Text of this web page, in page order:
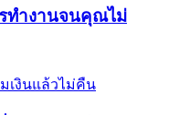
ทำงานจนคุณไม่